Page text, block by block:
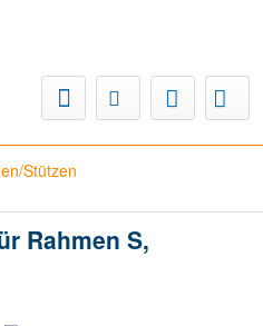
Stützen
Rahmen S,